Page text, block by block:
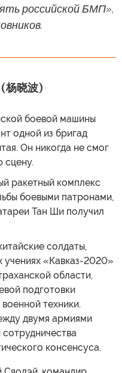
российской БМП»,
晓波)
боевой машины
одной из бригад
Он никогда не смог
сцену.
ракетный комплекс
боевыми патронами,
Тан Ши получил
солдаты,
учениях «Кавказ-2020»
области,
подготовки
техники.
двумя армиями
консенсуса.